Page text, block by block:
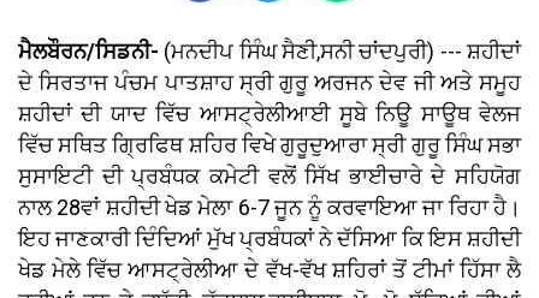
ਮੈਲਬੌਰਨ/ਸਿਡਨੀ- (ਮਨਦੀਪ ਸਿੰਘ ਸੈਣੀ,ਸਨੀ ਚਾਂਦਪੁਰੀ) --- ਸ਼ਹੀਦਾਂ
ਦੇ ਸਿਰਤਾਜ ਪੰਚਮ ਪਾਤਸ਼ਾਹ ਸ੍ਰੀ ਗੁਰੂ ਅਰਜਨ ਦੇਵ ਜੀ ਅਤੇ ਸਮੂਹ
ਸ਼ਹੀਦਾਂ ਦੀ ਯਾਦ ਵਿੱਚ ਆਸਟ੍ਰੇਲੀਆਈ ਸੂਬੇ ਨਿਊ ਸਾਊਥ ਵੇਲਜ
ਵਿੱਚ ਸਥਿਤ ਗ੍ਰਿਫਿਥ ਸ਼ਹਿਰ ਵਿਖੇ ਗੁਰੂਦੁਆਰਾ ਸ੍ਰੀ ਗੁਰੂ ਸਿੰਘ ਸਭਾ
ਸੁਸਾਇਟੀ ਦੀ ਪ੍ਰਬੰਧਕ ਕਮੇਟੀ ਵਲੋਂ ਸਿੱਖ ਭਾਈਚਾਰੇ ਦੇ ਸਹਿਯੋਗ
ਨਾਲ 28ਵਾਂ ਸ਼ਹੀਦੀ ਖੇਡ ਮੇਲਾ 6-7 ਜੂਨ ਨੂੰ ਕਰਵਾਇਆ ਜਾ ਰਿਹਾ ਹੈ।
ਇਹ ਜਾਣਕਾਰੀ ਦਿੰਦਿਆਂ ਮੁੱਖ ਪ੍ਰਬੰਧਕਾਂ ਨੇ ਦੱਸਿਆ ਕਿ ਇਸ ਸ਼ਹੀਦੀ
ਖੇਡ ਮੇਲੇ ਵਿੱਚ ਆਸਟ੍ਰੇਲੀਆ ਦੇ ਵੱਖ-ਵੱਖ ਸ਼ਹਿਰਾਂ ਤੋਂ ਟੀਮਾਂ ਹਿੱਸਾ ਲੈ